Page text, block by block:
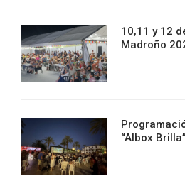
10,11 y 12
Madroño
“Albox